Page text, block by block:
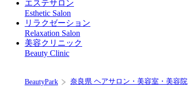
エステサロン
Esthetic Salon
リラクゼーション
Relaxation Salon
美容クリニック
Beauty Clinic
BeautyPark 奈良県 ヘアサロン・美容室・美容院